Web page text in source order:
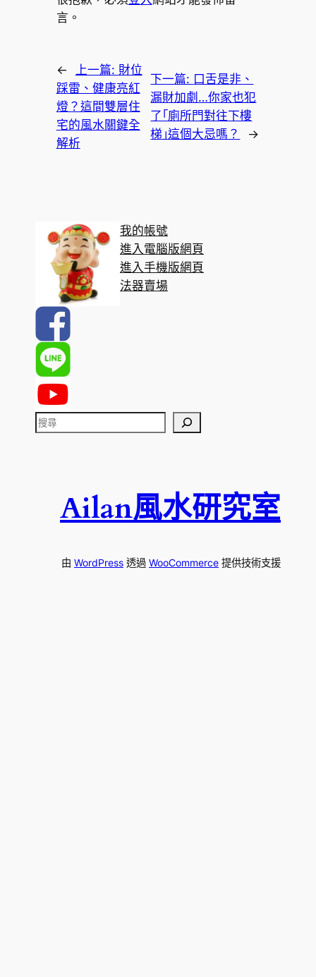
言。
← 上一篇: 財位
踩雷、健康亮紅
燈？這間雙層住
宅的風水關鍵全
解析
下一篇: 口舌是非、
漏財加劇…你家也犯
了｢廁所門對往下樓
梯｣這個大忌嗎？
→
我的帳號
進入電腦版網頁
進入手機版網頁
法器賣場
搜
Ailan風水研究室
由 WordPress 透過 WooCommerce 提供技術支援